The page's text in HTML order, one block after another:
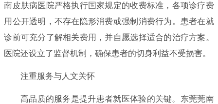
南皮肤病医院严格执行国家规定的收费标准，各项诊疗费
用公开透明，不存在隐形消费或强制消费行为。患者在就
诊前可充分了解相关费用，并自愿选择适合的治疗方案。
医院还设立了监督机制，确保患者的切身利益不受损害。
注重服务与人文关怀
高品质的服务是提升患者就医体验的关键。东莞莞南